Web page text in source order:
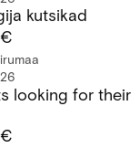
kutsikad
looking for their